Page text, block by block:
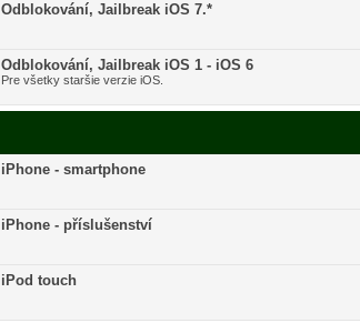
Odblokování, Jailbreak iOS 7.*
Odblokování, Jailbreak iOS 1 - iOS 6
Pre všetky staršie verzie iOS.
iPhone - smartphone
iPhone - příslušenství
iPod touch